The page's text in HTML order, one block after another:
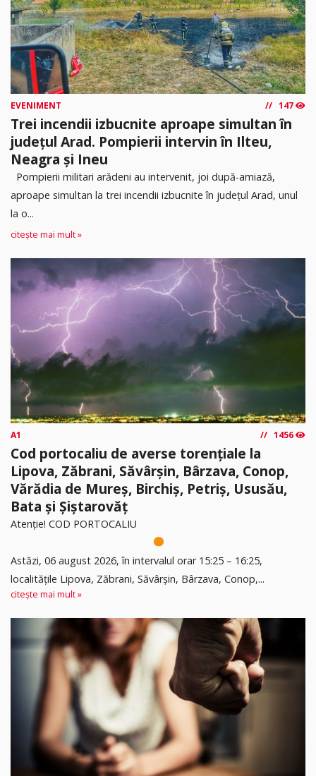
EVENIMENT 147
Trei incendii izbucnite aproape simultan în
județul Arad. Pompierii intervin în Ilteu,
Neagra și Ineu
Pompierii militari arădeni au intervenit, joi după-amiază,
aproape simultan la trei incendii izbucnite în județul Arad, unul
la o...
citește mai mult »
A1 1456
Cod portocaliu de averse torențiale la
Lipova, Zăbrani, Săvârșin, Bârzava, Conop,
Vărădia de Mureș, Birchiș, Petriș, Ususău,
Bata și Șiștarovăț
Atenție! COD PORTOCALIU
Astăzi, 06 august 2026, în intervalul orar 15:25 – 16:25,
localitățile Lipova, Zăbrani, Săvârșin, Bârzava, Conop,...
citește mai mult »